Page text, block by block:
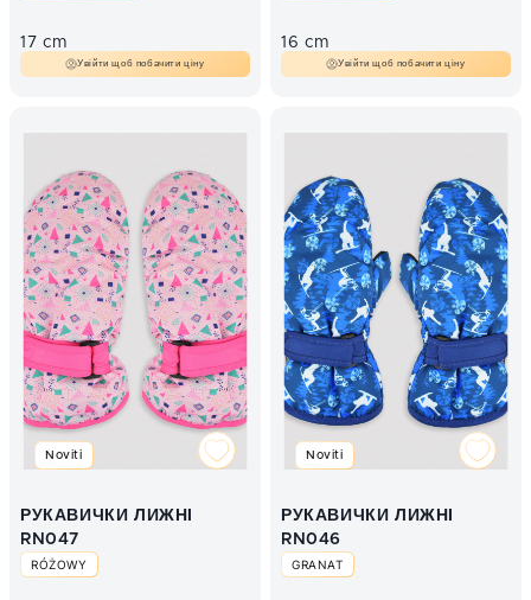
17 cm
Увійти щоб побачити ціну
16 cm
Увійти щоб побачити ціну
Noviti
РУКАВИЧКИ ЛИЖНІ
RN047
RÓŻOWY
Noviti
РУКАВИЧКИ ЛИЖНІ
RN046
GRANAT